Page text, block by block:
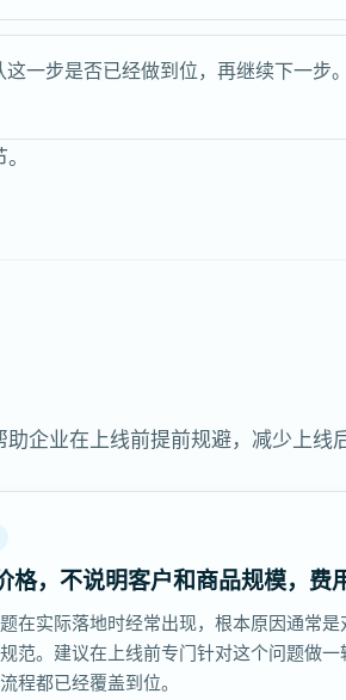
一步是否已经做到位，再继续下一步
企业在上线前提前规避，减少上线
格，不说明客户和商品规模，费
在实际落地时经常出现，根本原因通常
范。建议在上线前专门针对这个问题做
程都已经覆盖到位。